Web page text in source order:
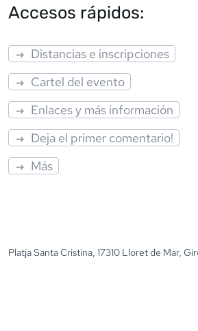
Accesos rápidos:
Distancias e inscripciones
Cartel del evento
Enlaces y más información
Deja el primer comentario!
Más
Platja Santa Cristina, 17310 Lloret de Mar,